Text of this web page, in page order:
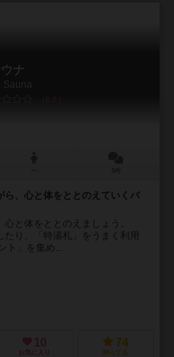
ナ
Sauna
6.0
ら、心と体をととのえていくバ
と体をととのえましょう。
り、「特湯札」をうまく利用
ト」を集め...
10
お気に入り
74
持ってる